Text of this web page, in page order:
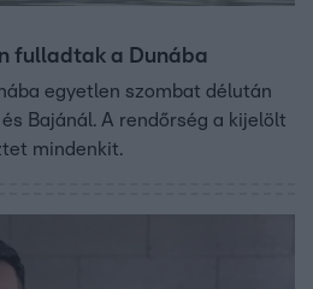
fulladtak a Dunába
egyetlen szombat délután
Bajánál. A rendőrség a kijelölt
mindenkit.